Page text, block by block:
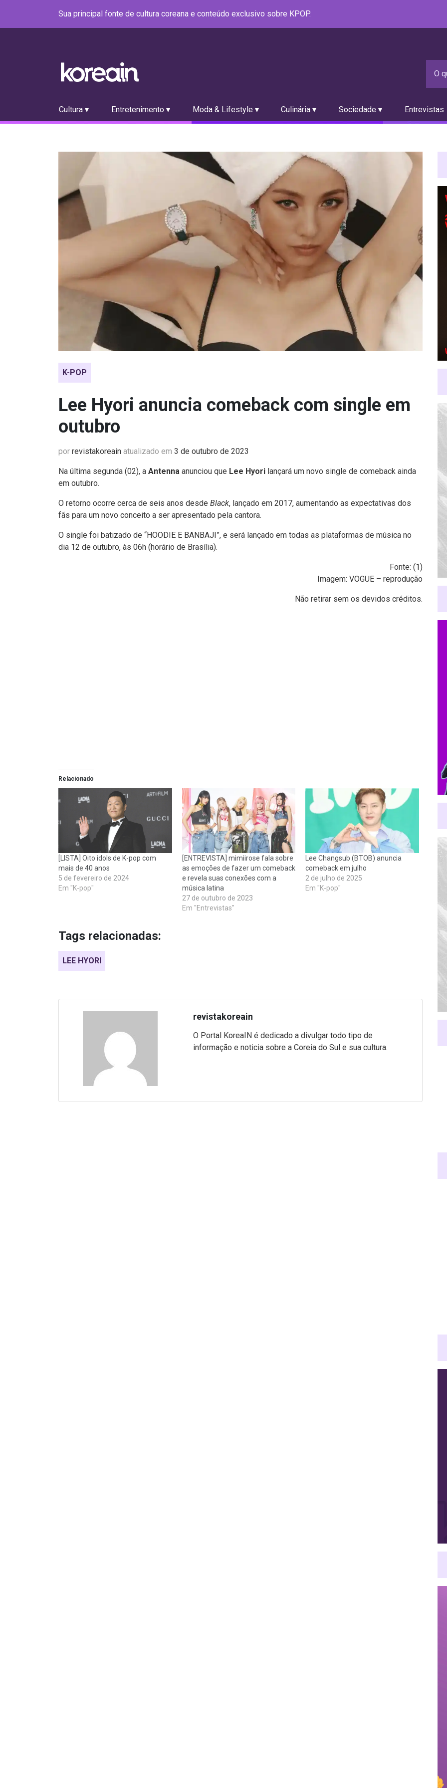
Sua principal fonte de cultura coreana e conteúdo exclusivo sobre KPOP.
Cultura ▾ Entretenimento ▾ Moda & Lifestyle ▾ Culinária ▾ Sociedade ▾ Entrevistas
K-POP
Lee Hyori anuncia comeback com single em
outubro
por revistakoreain atualizado em 3 de outubro de 2023
Na última segunda (02), a Antenna anunciou que Lee Hyori lançará um novo single de comeback ainda
em outubro.
O retorno ocorre cerca de seis anos desde Black, lançado em 2017, aumentando as expectativas dos
fãs para um novo conceito a ser apresentado pela cantora.
O single foi batizado de “HOODIE E BANBAJI”, e será lançado em todas as plataformas de música no
dia 12 de outubro, às 06h (horário de Brasília).
Fonte: (1)
Imagem: VOGUE – reprodução
Não retirar sem os devidos créditos.
Relacionado
[LISTA] Oito idols de K-pop com
mais de 40 anos
5 de fevereiro de 2024
Em "K-pop"
[ENTREVISTA] mimiirose fala sobre
as emoções de fazer um comeback
e revela suas conexões com a
música latina
27 de outubro de 2023
Em "Entrevistas"
Lee Changsub (BTOB) anuncia
comeback em julho
2 de julho de 2025
Em "K-pop"
Tags relacionadas:
LEE HYORI
revistakoreain
O Portal KoreaIN é dedicado a divulgar todo tipo de
informação e noticia sobre a Coreia do Sul e sua cultura.